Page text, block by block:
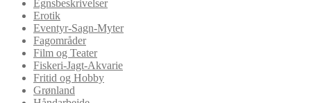
Egnsbeskrivelser
Erotik
Eventyr-Sagn-Myter
Fagområder
Film og Teater
Fiskeri-Jagt-Akvarie
Fritid og Hobby
Grønland